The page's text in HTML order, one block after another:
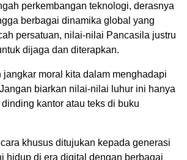
perkembangan teknologi, derasnya
berbagai dinamika global yang
persatuan, nilai-nilai Pancasila justru
dijaga dan diterapkan.
jangkar moral kita dalam menghadapi
biarkan nilai-nilai luhur ini hanya
kantor atau teks di buku
khusus ditujukan kepada generasi
hidup di era digital dengan berbagai